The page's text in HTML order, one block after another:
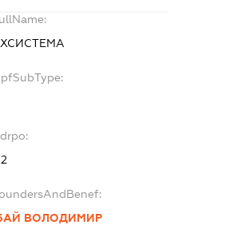
ВОЛОДИМИР